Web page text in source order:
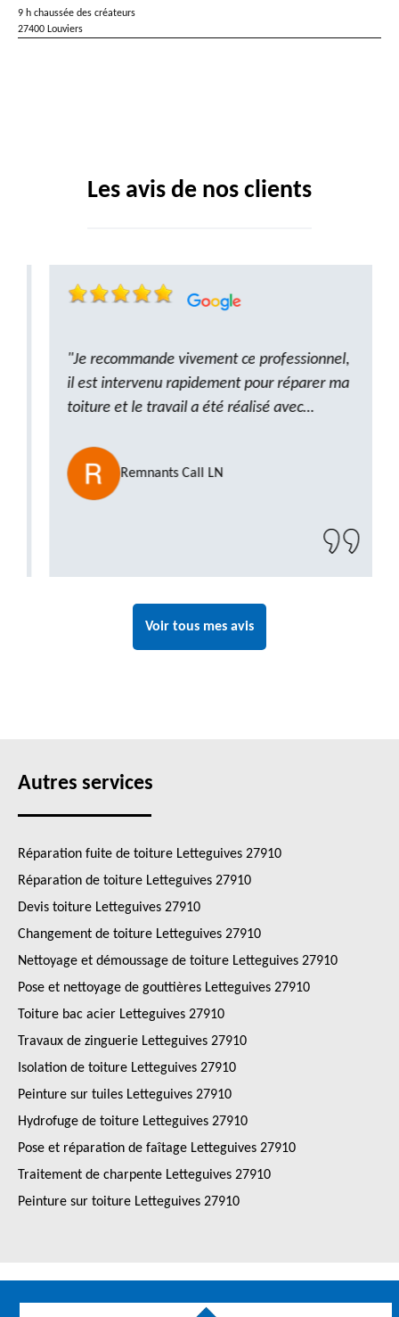
9 h chaussée des créateurs
27400 Louviers
Les avis de nos clients
"Je recommande vivement ce professionnel,
il est intervenu rapidement pour réparer ma
toiture et le travail a été réalisé avec
ponctuel et à l’écoute, le résultat est
impeccable et le chantier a été laissé propre.
Un artisan de confiance que je n’hésiterai pas
Remnants Call LN
Voir tous mes avis
Autres services
Réparation fuite de toiture Letteguives 27910
Réparation de toiture Letteguives 27910
Devis toiture Letteguives 27910
Changement de toiture Letteguives 27910
Nettoyage et démoussage de toiture Letteguives 27910
Pose et nettoyage de gouttières Letteguives 27910
Toiture bac acier Letteguives 27910
Travaux de zinguerie Letteguives 27910
Isolation de toiture Letteguives 27910
Peinture sur tuiles Letteguives 27910
Hydrofuge de toiture Letteguives 27910
Pose et réparation de faîtage Letteguives 27910
Traitement de charpente Letteguives 27910
Peinture sur toiture Letteguives 27910